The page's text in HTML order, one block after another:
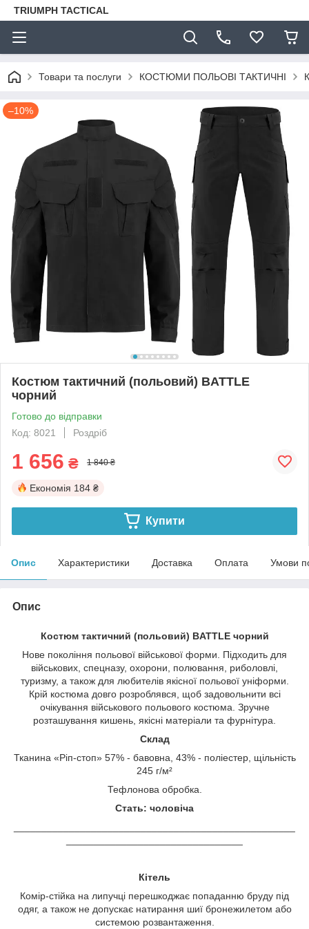
TRIUMPH TACTICAL
Товари та послуги КОСТЮМИ ПОЛЬОВІ ТАКТИЧНІ
–10%
Костюм тактичний (польовий) BATTLE
чорний
Готово до відправки
Код: 8021
Роздріб
1 656 ₴ 1 840 ₴
Економія 184 ₴
Купити
Опис Характеристики Доставка Оплата Умови
Опис
Костюм тактичний (польовий) BATTLE чорний
Нове покоління польової військової форми. Підходить для
військових, спецназу, охорони, полювання, риболовлі,
туризму, а також для любителів якісної польової уніформи.
Крій костюма довго розроблявся, щоб задовольнити всі
очікування військового польового костюма. Зручне
розташування кишень, якісні матеріали та фурнітура.
Cклад
Тканина «Ріп-стоп» 57% - бавовна, 43% - поліестер, щільність
245 г/м²
Тефлонова обробка.
Стать: чоловіча
Кітель
Комір-стійка на липучці перешкоджає попаданню бруду під
одяг, а також не допускає натирання шиї бронежилетом або
системою розвантаження.